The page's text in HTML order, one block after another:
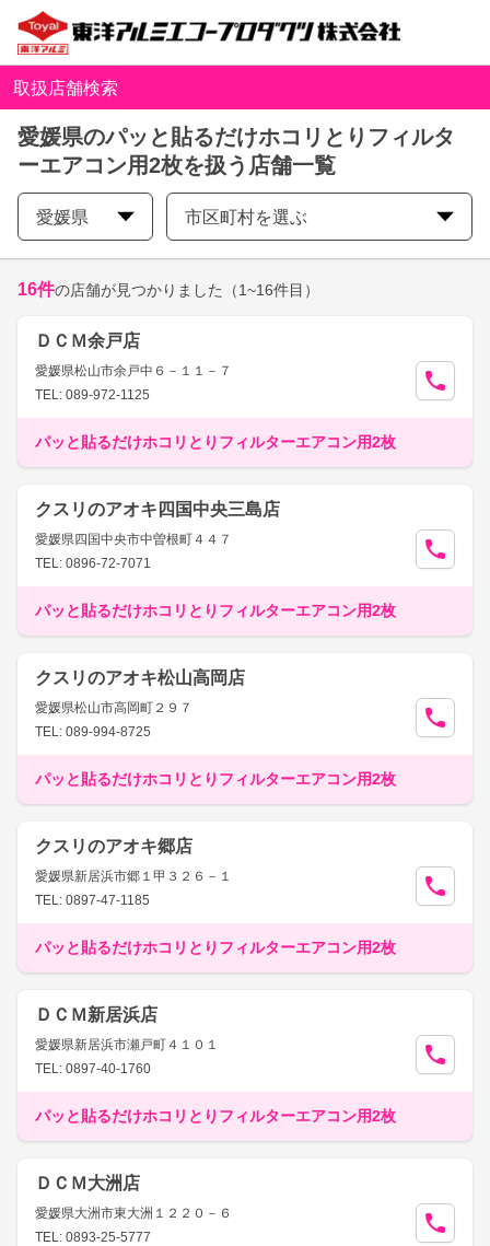
取扱店舗検索
愛媛県のパッと貼るだけホコリとりフィルタ
ーエアコン用2枚を扱う店舗一覧
愛媛県 市区町村を選ぶ
16件の店舗が見つかりました （1~16件目）
ＤＣＭ余戸店
愛媛県松山市余戸中６－１１－７
TEL: 089-972-1125
パッと貼るだけホコリとりフィルターエアコン用2枚
クスリのアオキ四国中央三島店
愛媛県四国中央市中曽根町４４７
TEL: 0896-72-7071
パッと貼るだけホコリとりフィルターエアコン用2枚
クスリのアオキ松山高岡店
愛媛県松山市高岡町２９７
TEL: 089-994-8725
パッと貼るだけホコリとりフィルターエアコン用2枚
クスリのアオキ郷店
愛媛県新居浜市郷１甲３２６－１
TEL: 0897-47-1185
パッと貼るだけホコリとりフィルターエアコン用2枚
ＤＣＭ新居浜店
愛媛県新居浜市瀬戸町４１０１
TEL: 0897-40-1760
パッと貼るだけホコリとりフィルターエアコン用2枚
ＤＣＭ大洲店
愛媛県大洲市東大洲１２２０－６
TEL: 0893-25-5777